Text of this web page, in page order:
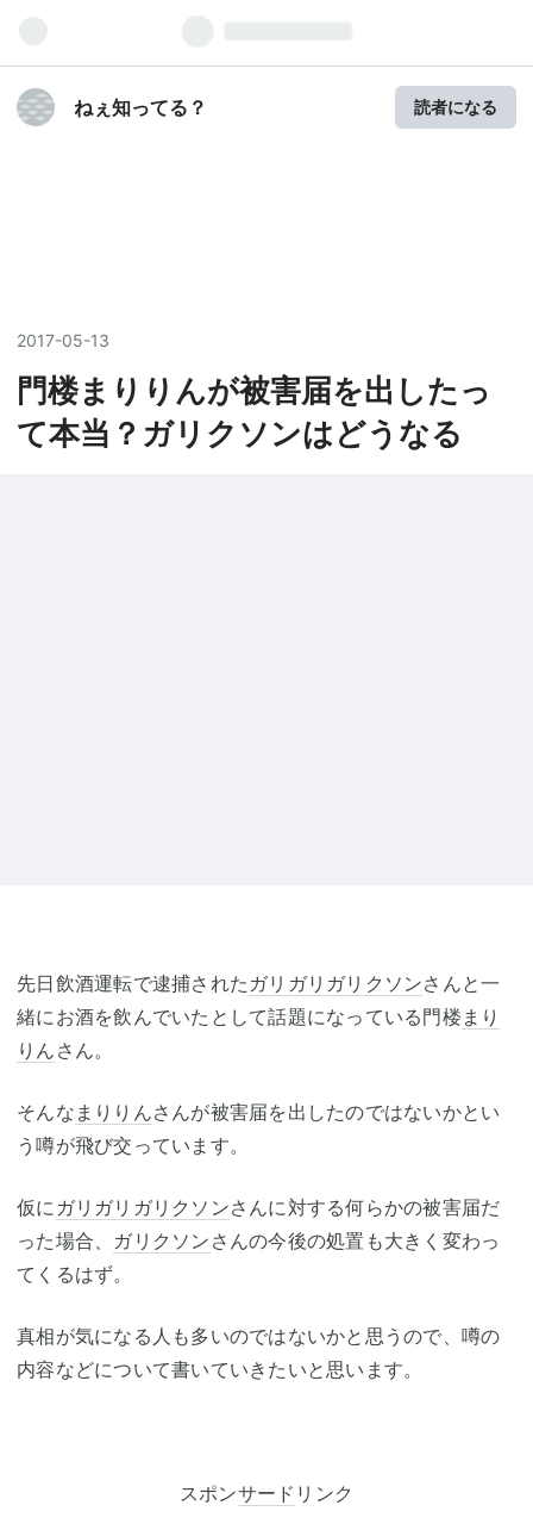
ねぇ知ってる？ 読者になる
2017-05-13
門楼まりりんが被害届を出したっ
て本当？ガリクソンはどうなる
先日飲酒運転で逮捕された ガリガリガリクソンさんと一
緒にお酒を飲んでいたとして話題になっている門楼 まり
りん さん。
そんな まりりんさんが被害届を出したのではないかとい
う噂が飛び交っています。
仮に ガリガリガリクソンさんに対する何らかの被害届だ
った場合、 ガリクソン さんの今後の処置も大きく変わっ
てくるはず。
真相が気になる人も多いのではないかと思うので、噂の
内容などについて書いていきたいと思います。
スポンサード リンク